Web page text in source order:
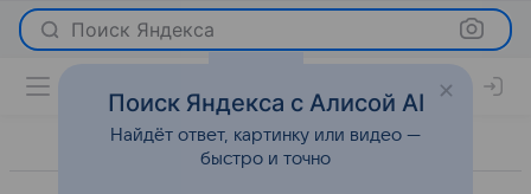
Поиск Яндекса
Поиск Яндекса с Алисой AI
Найдёт ответ, картинку или видео —
быстро и точно